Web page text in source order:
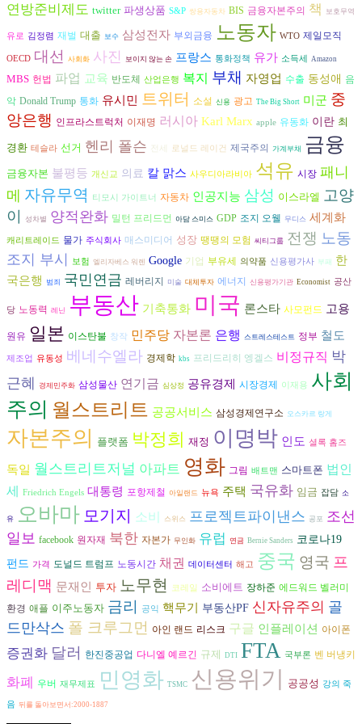
연방준비제도 twitter 파생상품 S&P 쌍용자동차 BIS 금융자본주의 책 보호무역
유로 김정렴 재벌 대출 보수 삼성전자 부외금융 노동자 WTO 제일모직
OECD 대선 사회화 사진 보이지 않는 손 프랑스 통화정책 유가 소득세 Amazon
MBS 헌법 파업 교육 반도체 산업은행 복지 부채 자영업 수출 동성애 음
악 Donald Trump 통화 유시민 트위터 소설 신용 광고 The Big Short 미군 중
앙은행 인프라스트럭처 이재명 러시아 Karl Marx apple 유동화 이란 최
경환 테슬라 선거 헨리 폴슨 전세 로널드 레이건 제국주의 가계부채 금융
금융자본 불평등 개신교 의료 칼 맑스 사우디아라비아 석유 시장 패니
메 자유무역 티모시 가이트너 자동차 인공지능 삼성 이스라엘 고양
이
성차별 양적완화 밀턴 프리드먼 아담 스미스 GDP 조지 오웰 무디스 세계화
캐리트레이드 물가 주식회사 매스미디어 성장 땡땡의 모험 씨티그룹 전쟁 노동
조지 부시 보험 엘리자베스 워렌 Google 기업 부유세 의약품 신용평가사 부패
한
국은행
범죄 국민연금 레버리지 미술 대체투자 에너지 신용평가기관 Economist 공산
당 노동력 레닌 부동산 기축통화 미국 론스타 사모펀드 고용
원유 일본 이스탄불 창작 민주당 자본론 은행 스트레스테스트 정부 철도
제조업 유동성 베네수엘라 경제학 kbs 프리드리히 엥겔스 비정규직 박
근혜
경제민주화 삼성물산 연기금 심상정 공유경제 시장경제 이재용 사회
주의 월스트리트 공공서비스 삼성경제연구소 오스카르 랑게
자본주의 플랫폼 박정희 재정 이명박 인도 셜록 홈즈
독일 월스트리트저널 아파트 영화 그림 배트맨 스마트폰 법인
세
Friedrich Engels 대통령 포항제철 아일랜드 뉴욕 주택 국유화 임금 잡담 소
유 오바마 모기지 소비 스위스 프로젝트파이낸스 공포
조선
일보 facebook 원자재 북한 자본가 무인화 유럽 연금 Bernie Sanders
코로나19
펀드
가격 도널드 트럼프 노동시간 채권 데이터센터 해고 중국 영국 프
레디맥 문재인 투자 노무현 코레일 소비에트 장하준 에드워드 벨러미
환경 애플 이주노동자 금리 공익 핵무기 부동산PF 신자유주의 골
드만삭스 폴 크루그먼 아인 랜드 리스크 구글 인플레이션 아이폰
증권화 달러 한진중공업 다니엘 예르긴 규제 DTI FTA 국부론 벤 버냉키
화폐 우버 재무제표 민영화 TSMC 신용위기 공공성 강의 죽
음 뒤를 돌아보면서:2000-1887